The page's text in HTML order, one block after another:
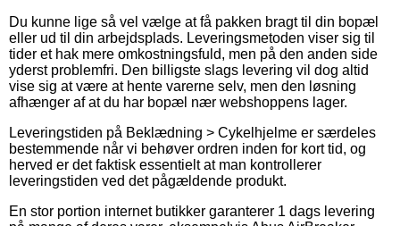
Du kunne lige så vel vælge at få pakken bragt til din bopæl
eller ud til din arbejdsplads. Leveringsmetoden viser sig til
tider et hak mere omkostningsfuld, men på den anden side
yderst problemfri. Den billigste slags levering vil dog altid
vise sig at være at hente varerne selv, men den løsning
afhænger af at du har bopæl nær webshoppens lager.
Leveringstiden på Beklædning > Cykelhjelme er særdeles
bestemmende når vi behøver ordren inden for kort tid, og
herved er det faktisk essentielt at man kontrollerer
leveringstiden ved det pågældende produkt.
En stor portion internet butikker garanterer 1 dags levering